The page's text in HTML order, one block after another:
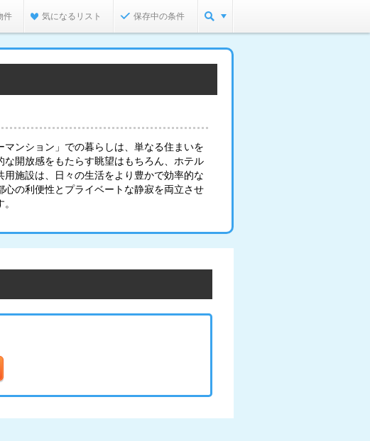
件 気になるリスト 保存中の条件
ンション」での暮らしは、単なる住まいを
開放感をもたらす眺望はもちろん、ホテル
施設は、日々の生活をより豊かで効率的な
の利便性とプライベートな静寂を両立させ